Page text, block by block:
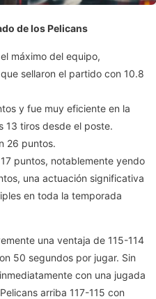
de los Pelicans
máximo del equipo,
sellaron el partido con 10.8
y fue muy eficiente en la
13 tiros desde el poste.
26 puntos.
puntos, notablemente yendo
una actuación significativa
en toda la temporada
una ventaja de 115-114
50 segundos por jugar. Sin
con una jugada
arriba 117-115 con